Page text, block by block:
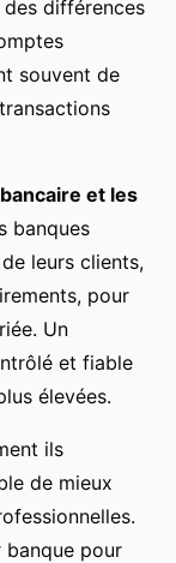
différences
souvent de
et les
banques
leurs clients,
pour
Un
et fiable
élevées.
ils
de mieux
banque pour